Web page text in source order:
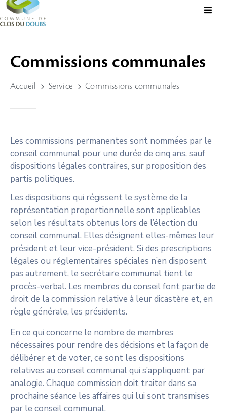
Administration
Guichet
Locale
Tourisme
Durable
&
Culture
Rechercher?
Commissions communales
Accueil Service Commissions communales
Les commissions permanentes sont nommées par le
conseil communal pour une durée de cinq ans, sauf
dispositions légales contraires, sur proposition des
partis politiques.
Les dispositions qui régissent le système de la
représentation proportionnelle sont applicables
selon les résultats obtenus lors de l’élection du
conseil communal. Elles désignent elles-mêmes leur
président et leur vice-président. Si des prescriptions
légales ou réglementaires spéciales n’en disposent
pas autrement, le secrétaire communal tient le
procès-verbal. Les membres du conseil font partie de
droit de la commission relative à leur dicastère et, en
règle générale, les présidents.
En ce qui concerne le nombre de membres
nécessaires pour rendre des décisions et la façon de
délibérer et de voter, ce sont les dispositions
relatives au conseil communal qui s’appliquent par
analogie. Chaque commission doit traiter dans sa
prochaine séance les affaires qui lui sont transmises
par le conseil communal.